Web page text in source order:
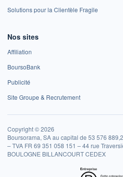
Solutions pour la Clientèle Fragile
Nos sites
Affiliation
BoursoBank
Publicité
Site Groupe & Recrutement
Copyright © 2026
Boursorama, SA au capital de 53 576
– TVA FR 69 351 058 151 – 44 rue
BOULOGNE BILLANCOURT CEDEX